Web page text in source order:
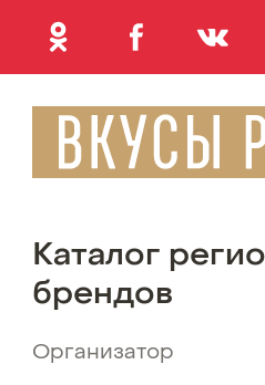
Одноклассники
Фейсбук
Каталог
брендов
Организатор